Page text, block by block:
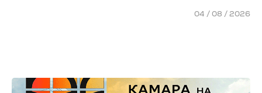
04 / 08 / 2026